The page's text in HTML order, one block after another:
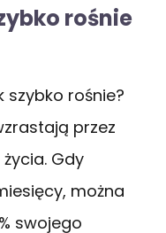
rośnie
szybko rośnie?
przez
Gdy
można
swojego